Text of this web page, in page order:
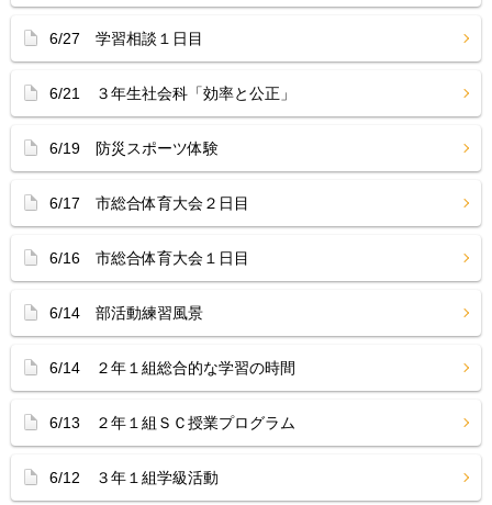
6/27 学習相談１日目
6/21 ３年生社会科「効率と公正」
6/19 防災スポーツ体験
6/17 市総合体育大会２日目
6/16 市総合体育大会１日目
6/14 部活動練習風景
6/14 ２年１組総合的な学習の時間
6/13 ２年１組ＳＣ授業プログラム
6/12 ３年１組学級活動